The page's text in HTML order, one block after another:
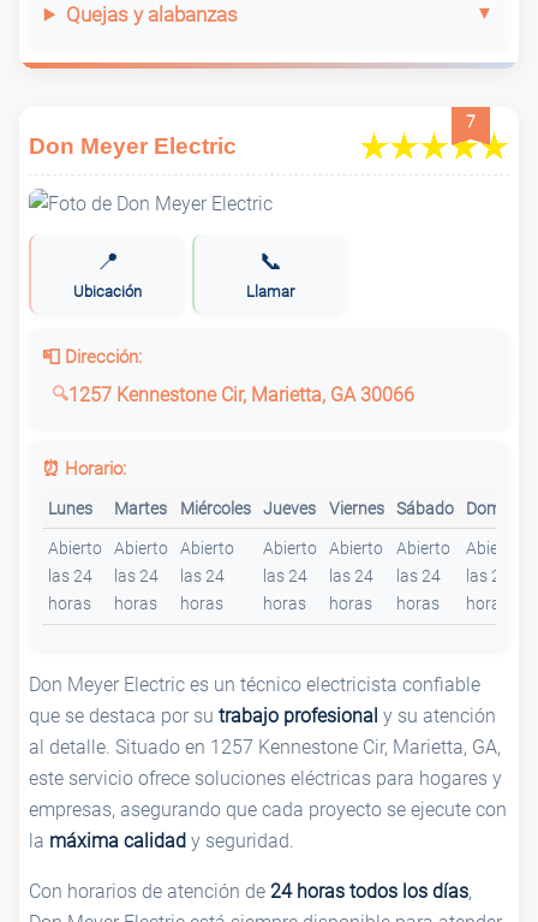
Quejas y alabanzas
7
Don Meyer Electric
📍
Ubicación
📞
Llamar
📮 Dirección:
1257 Kennestone Cir, Marietta, GA 30066
⏰ Horario:
Lunes Martes Miércoles Jueves Viernes Sábado Domingo
Abierto
las 24
horas
Abierto
las 24
horas
Abierto
las 24
horas
Abierto
las 24
horas
Abierto
las 24
horas
Abierto
las 24
horas
Abierto
las 24
horas
Don Meyer Electric es un técnico electricista confiable
que se destaca por su trabajo profesional y su atención
al detalle. Situado en 1257 Kennestone Cir, Marietta, GA,
este servicio ofrece soluciones eléctricas para hogares y
empresas, asegurando que cada proyecto se ejecute con
la máxima calidad y seguridad.
Con horarios de atención de 24 horas todos los días,